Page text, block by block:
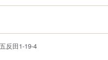
反田1-19-4